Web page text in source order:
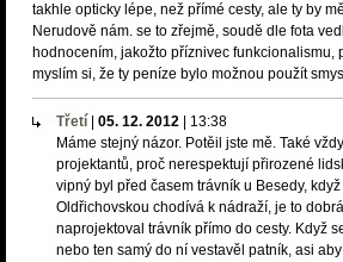
takhle opticky lépe, než přímé cesty, ale ty by
Nerudově nám. se to zřejmě, soudě dle fota
hodnocením, jakožto příznivec funkcionalismu,
myslím si, že ty peníze bylo možnou použít
Třetí 05. 12. 2012 13:38
Máme stejný názor. Potěil jste mě. Také
projektantů, proč nerespektují přirozené
vipný byl před časem trávník u Besedy,
Oldřichovskou chodívá k nádraží, je to
naprojektoval trávník přímo do cesty. Když
nebo ten samý do ní vestavěl patník, asi